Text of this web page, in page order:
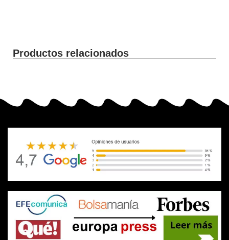
Productos relacionados